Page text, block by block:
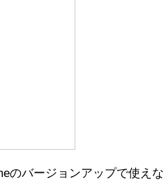
のバージョンアップで使え